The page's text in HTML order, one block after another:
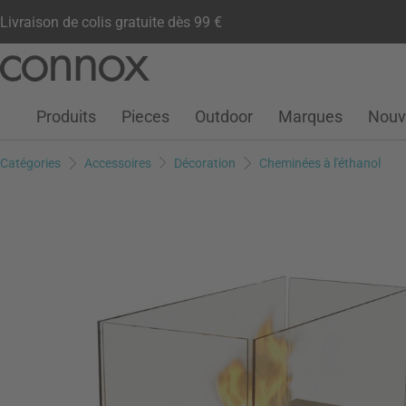
Livraison de colis gratuite dès 99 €
contenu
Compte clientListe de souhaits
Warenkorb
Produits Pieces Outdoor Marques
Catégories Accessoires Décoration Cheminées à l'éthanol